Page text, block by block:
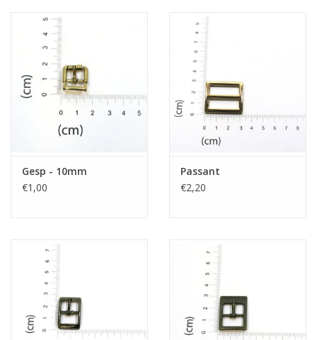
Gesp - 10mm
€1,00
Passant
€2,20